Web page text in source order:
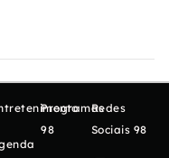
Programas
98
Redes
Sociais 98